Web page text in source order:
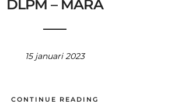
DLPM – MARA
15 januari 2023
CONTINUE READING